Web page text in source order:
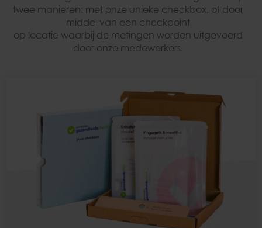
twee manieren: met onze unieke checkbox, of door
middel van een checkpoint
op locatie waarbij de metingen worden uitgevoerd
door onze medewerkers.